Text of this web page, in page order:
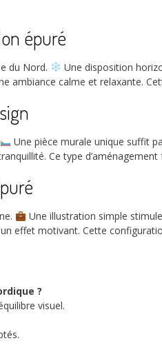
épuré
du Nord. Une disposition
ambiance calme et relaxante.
Une pièce murale unique suffit
Ce type
Une illustration simple stimule
effet motivant. Cette
?
visuel.